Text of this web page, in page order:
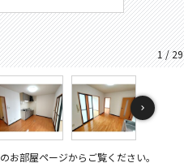
1 / 29
部屋ページからご覧ください。